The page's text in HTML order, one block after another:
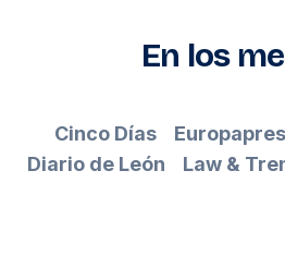
En los
Cinco Días
Diario de León
Law &